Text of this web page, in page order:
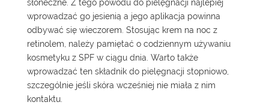
słoneczne. Z tego powodu do pielęgnacji najlepiej
wprowadzać go jesienią a jego aplikacja powinna
odbywać się wieczorem. Stosując krem na noc z
retinolem, należy pamiętać o codziennym używaniu
kosmetyku z SPF w ciągu dnia. Warto także
wprowadzać ten składnik do pielęgnacji stopniowo,
szczególnie jeśli skóra wcześniej nie miała z nim
kontaktu.